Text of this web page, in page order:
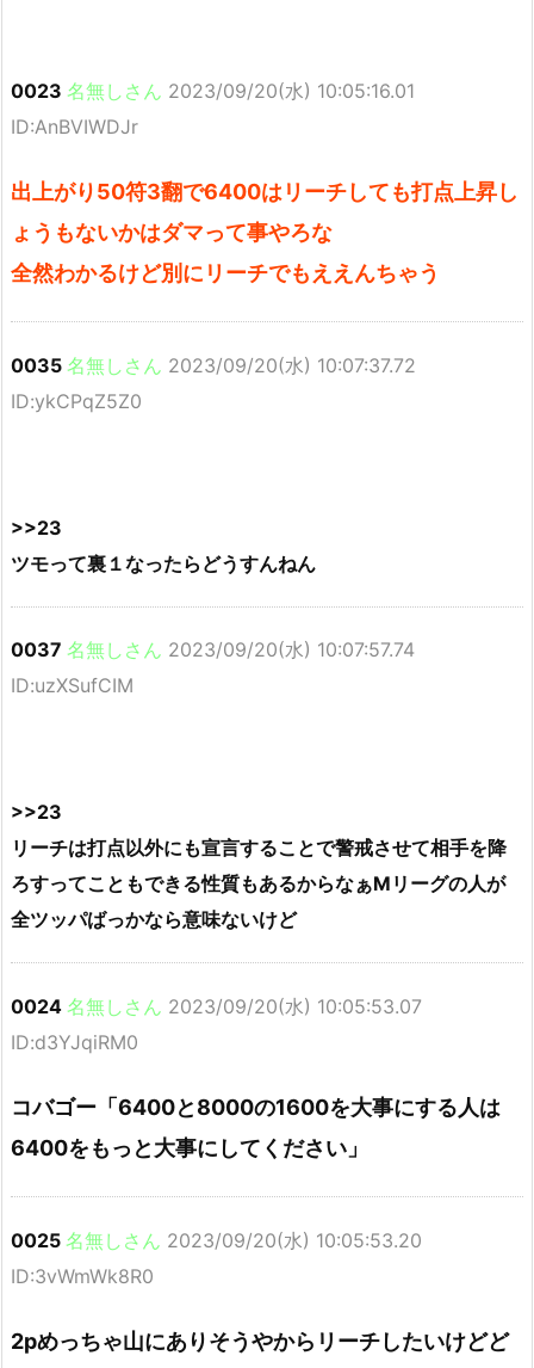
0023 名無しさん 2023/09/20(水) 10:05:16.01
ID:AnBVIWDJr
出上がり50符3翻で6400はリーチしても打点上昇し
ょうもないかはダマって事やろな
全然わかるけど別にリーチでもええんちゃう
0035 名無しさん 2023/09/20(水) 10:07:37.72
ID:ykCPqZ5Z0
>>23
ツモって裏１なったらどうすんねん
0037 名無しさん 2023/09/20(水) 10:07:57.74
ID:uzXSufCIM
>>23
リーチは打点以外にも宣言することで警戒させて相手を降
ろすってこともできる性質もあるからなぁMリーグの人が
全ツッパばっかなら意味ないけど
0024 名無しさん 2023/09/20(水) 10:05:53.07
ID:d3YJqiRM0
コバゴー「6400と8000の1600を大事にする人は
6400をもっと大事にしてください」
0025 名無しさん 2023/09/20(水) 10:05:53.20
ID:3vWmWk8R0
2pめっちゃ山にありそうやからリーチしたいけどど